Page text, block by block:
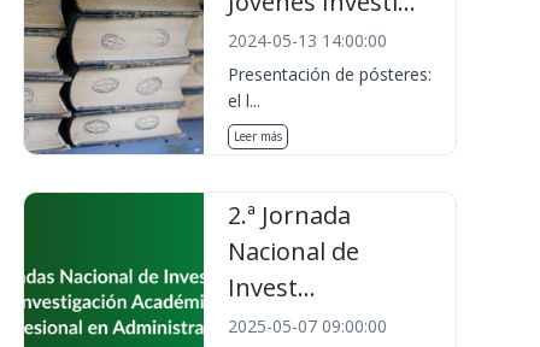
2024-05-13 14:00:00
Presentación de pósteres:
el l...
Leer más
2.ª Jornada
Nacional de
Invest...
2025-05-07 09:00:00